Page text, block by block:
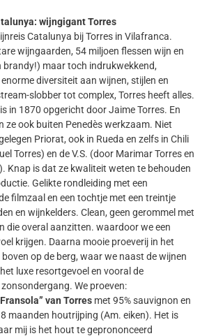
wijngigant Torres
Catalunya bij Torres in Vilafranca.
wijngaarden, 54 miljoen flessen wijn en
brandy!) maar toch indrukwekkend,
diversiteit aan wijnen, stijlen en
slobber tot complex, Torres heeft alles.
in 1870 opgericht door Jaime Torres. En
ze ook buiten Penedès werkzaam. Niet
Priorat, ook in Rueda en zelfs in Chili
Torres) en de V.S. (door Marimar Torres en
Knap is dat ze kwaliteit weten te behouden
Gelikte rondleiding met een
filmzaal en een tochtje met een treintje
en wijnkelders. Clean, geen gerommel met
die overal aanzitten. waardoor we een
krijgen. Daarna mooie proeverij in het
op de berg, waar we naast de wijnen
luxe resortgevoel en vooral de
We proeven:
van Torres met 95% sauvignon en
maanden houtrijping (Am. eiken). Het is
mij is het hout te geprononceerd